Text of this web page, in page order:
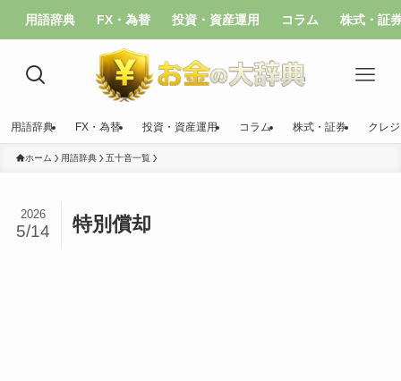
用語辞典 FX・為替 投資・資産運用 コラム 株式・証
用語辞典 FX・為替 投資・資産運用 コラム 株式・証券 クレ
ホーム 用語辞典 五十音一覧
特別償却
2026
5/14